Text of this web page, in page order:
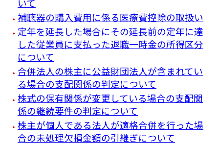
いて
補聴器の購入費用に係る医療費控除の取扱い
定年を延長した場合にその延長前の定年に達
した従業員に支払った退職一時金の所得区分
について
合併法人の株主に公益財団法人が含まれてい
る場合の支配関係の判定について
株式の保有関係が変更している場合の支配関
係の継続要件の判定について
株主が個人である法人が適格合併を行った場
合の未処理欠損金額の引継ぎについて